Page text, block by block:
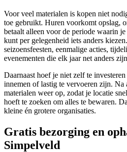
Voor veel materialen is kopen niet
toe gebruikt. Huren voorkomt opslag,
betaalt alleen voor de periode waarin
kunt per gelegenheid iets anders
seizoensfeesten, eenmalige acties,
evenementen die elk jaar net anders
Daarnaast hoef je niet zelf te
innemen of lastig te vervoeren zijn.
materialen weer op, zodat je locatie
hoeft te zoeken om alles te bewaren.
kleine én grotere organisaties.
Gratis bezorging en
Simpelveld